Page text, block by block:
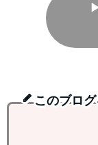
このブロ